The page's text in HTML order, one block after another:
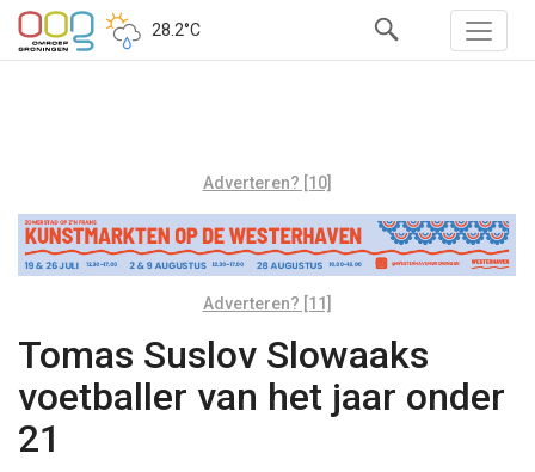
28.2°C
Adverteren? [10]
Adverteren? [11]
Tomas Suslov Slowaaks
voetballer van het jaar onder
21